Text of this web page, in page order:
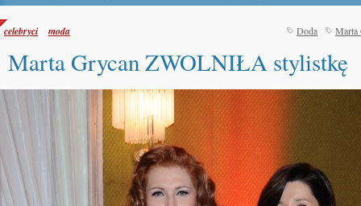
celebryci moda Doda Marta
Marta Grycan ZWOLNIŁA stylistkę